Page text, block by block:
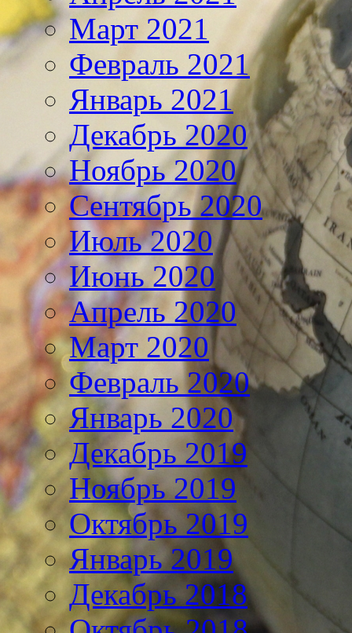
Март 2021
Февраль 2021
Январь 2021
Декабрь 2020
Ноябрь 2020
Сентябрь 2020
Июль 2020
Июнь 2020
Апрель 2020
Март 2020
Февраль 2020
Январь 2020
Декабрь 2019
Ноябрь 2019
Октябрь 2019
Январь 2019
Декабрь 2018